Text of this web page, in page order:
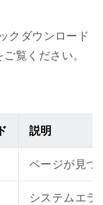
クダウンロード
覧ください。
説明
ページが見つ
システムエラ